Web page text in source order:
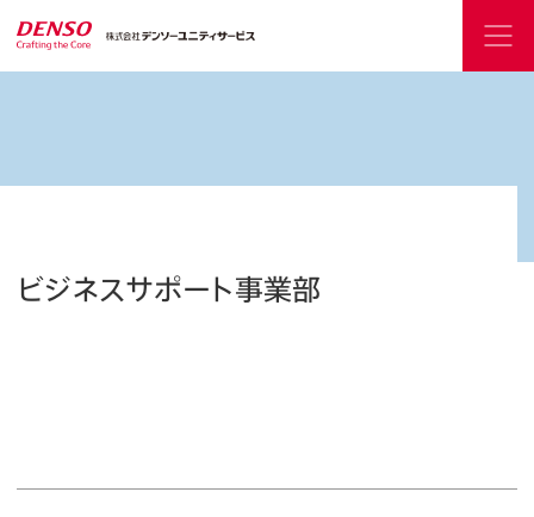
ビジネスサポート事業部